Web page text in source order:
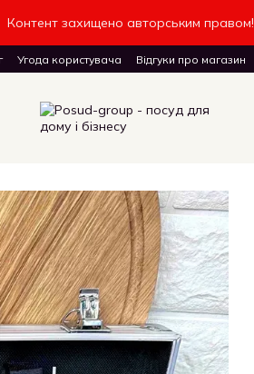
Контент захищено авторським правом!
Угода користувача Відгуки про магазин